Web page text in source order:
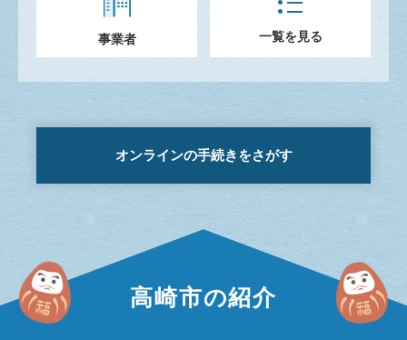
事業者 一覧を見る
オンラインの手続きをさがす
高崎市の紹介